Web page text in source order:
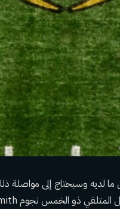
لديه وسيحتاج إلى مواصلة